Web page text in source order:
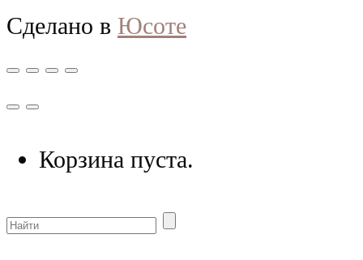
Сделано в Юсоте
Корзина пуста.